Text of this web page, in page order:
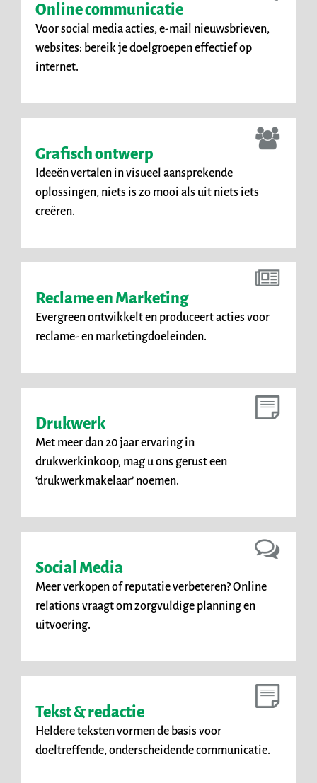
Online communicatie
Voor social media acties, e-mail nieuwsbrieven,
websites: bereik je doelgroepen effectief op
internet.
Grafisch ontwerp
Ideeën vertalen in visueel aansprekende
oplossingen, niets is zo mooi als uit niets iets
creëren.
Reclame en Marketing
Evergreen ontwikkelt en produceert acties voor
reclame- en marketingdoeleinden.
Drukwerk
Met meer dan 20 jaar ervaring in
drukwerkinkoop, mag u ons gerust een
‘drukwerkmakelaar’ noemen.
Social Media
Meer verkopen of reputatie verbeteren? Online
relations vraagt om zorgvuldige planning en
uitvoering.
Tekst & redactie
Heldere teksten vormen de basis voor
doeltreffende, onderscheidende communicatie.